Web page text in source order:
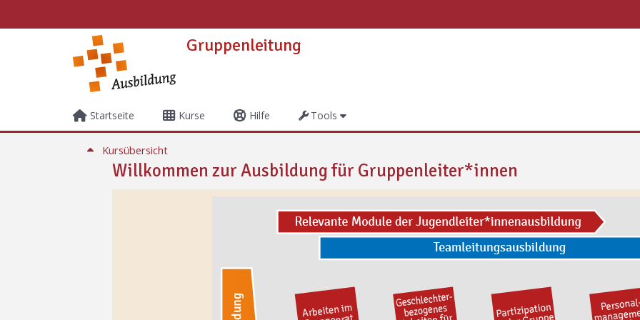
Gruppenleitung
Startseite Kurse Hilfe Tools
Abschnitt: Abschlussgespräch | Gruppenleitung | eLearning-Portal
Kursübersicht
Willkommen zur Ausbildung für Gruppenleiter*innen